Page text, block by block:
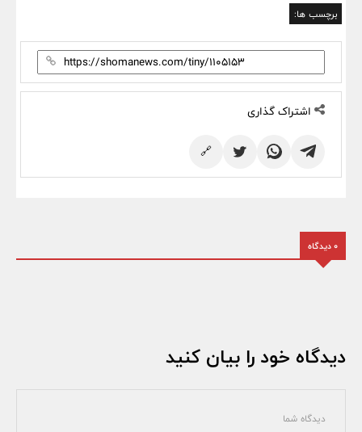
برچسب ها:
اشتراک گذاری
🔗
0 دیدگاه
دیدگاه خود را بیان کنید